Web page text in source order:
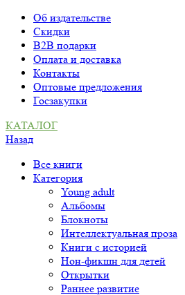
Об издательстве
Скидки
B2B подарки
Оплата и доставка
Контакты
Оптовые предложения
Госзакупки
КАТАЛОГ
Назад
Все книги
Категория
Young adult
Альбомы
Блокноты
Интеллектуальная проза
Книги с историей
Нон-фикшн для детей
Открытки
Раннее развитие